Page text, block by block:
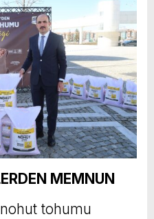
MEMNUN
tohumu